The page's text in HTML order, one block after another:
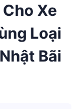
Xe
Loại
Bãi